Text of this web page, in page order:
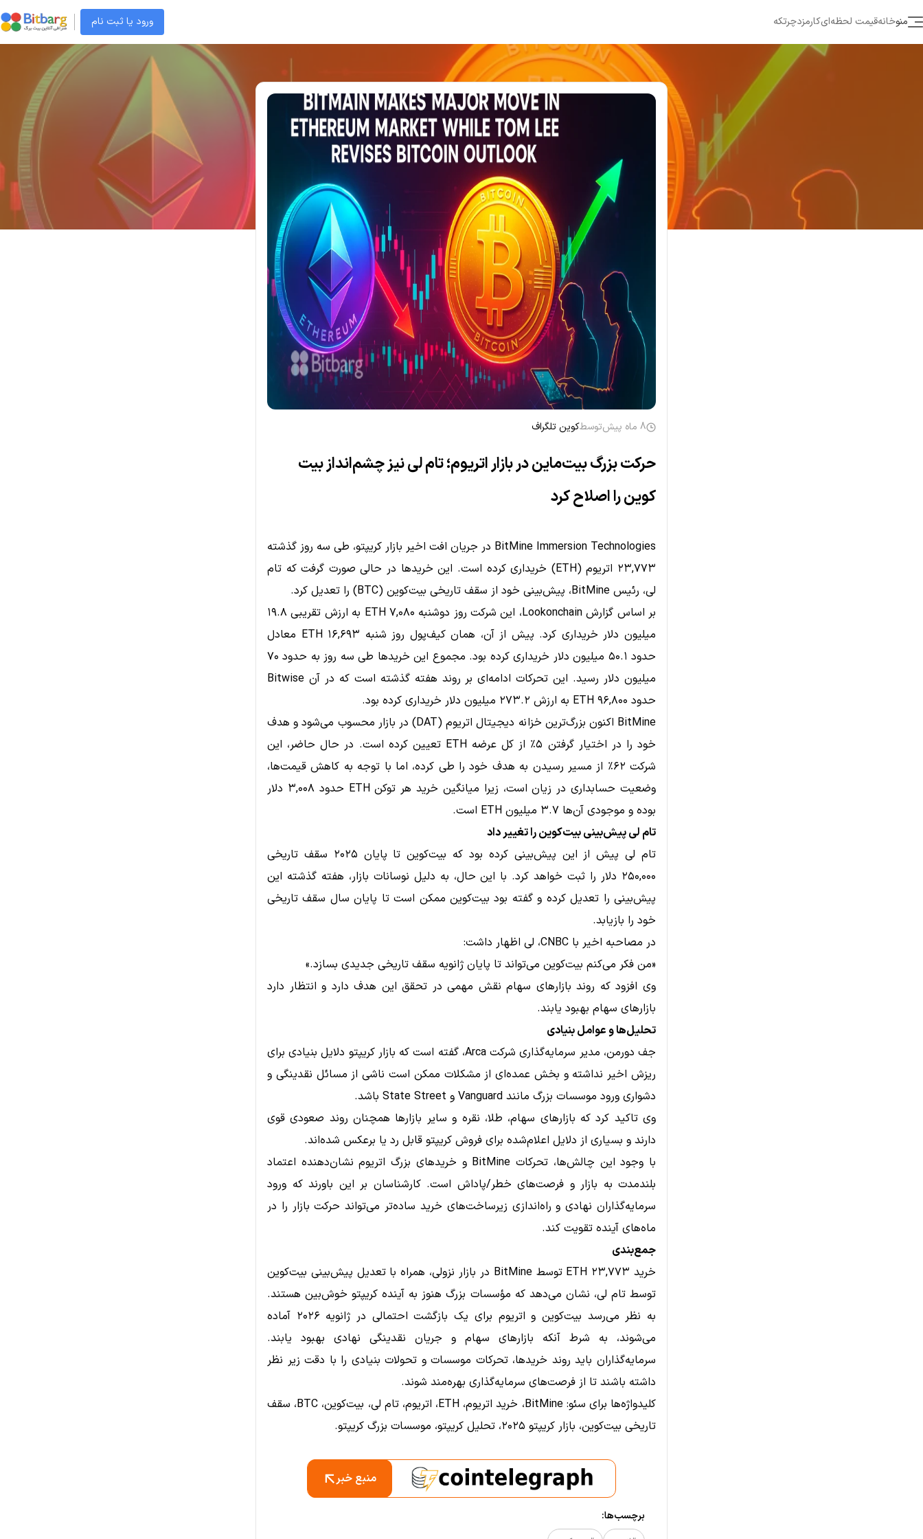
ورود یا ثبت نام چرتکهکارمزدقیمت لحظه‌ایخانهمنو
8 ماه پیش توسطکوین تلگراف
حرکت بزرگ بیت‌ماین در بازار اتریوم؛ تام لی نیز چشم‌انداز بیت
کوین را اصلاح کرد
BitMine Immersion Technologies در جریان افت اخیر بازار کریپتو، طی سه روز گذشته
۲۳,۷۷۳ اتریوم (ETH) خریداری کرده است. این خریدها در حالی صورت گرفت که تام
لی، رئیس BitMine، پیش‌بینی خود از سقف تاریخی بیت‌کوین (BTC) را تعدیل کرد.
بر اساس گزارش Lookonchain، این شرکت روز دوشنبه ۷,۰۸۰ ETH به ارزش تقریبی ۱۹.۸
میلیون دلار خریداری کرد. پیش از آن، همان کیف‌پول روز شنبه ۱۶,۶۹۳ ETH معادل
حدود ۵۰.۱ میلیون دلار خریداری کرده بود. مجموع این خریدها طی سه روز به حدود ۷۰
میلیون دلار رسید. این تحرکات ادامه‌ای بر روند هفته گذشته است که در آن Bitwise
حدود ۹۶,۸۰۰ ETH به ارزش ۲۷۳.۲ میلیون دلار خریداری کرده بود.
BitMine اکنون بزرگ‌ترین خزانه دیجیتال اتریوم (DAT) در بازار محسوب می‌شود و هدف
خود را در اختیار گرفتن ۵٪ از کل عرضه ETH تعیین کرده است. در حال حاضر، این
شرکت ۶۲٪ از مسیر رسیدن به هدف خود را طی کرده، اما با توجه به کاهش قیمت‌ها،
وضعیت حسابداری در زیان است، زیرا میانگین خرید هر توکن ETH حدود ۳,۰۰۸ دلار
بوده و موجودی آن‌ها ۳.۷ میلیون ETH است.
تام لی پیش‌بینی بیت‌کوین را تغییر داد
تام لی پیش از این پیش‌بینی کرده بود که بیت‌کوین تا پایان ۲۰۲۵ سقف تاریخی
۲۵۰,۰۰۰ دلار را ثبت خواهد کرد. با این حال، به دلیل نوسانات بازار، هفته گذشته این
پیش‌بینی را تعدیل کرده و گفته بود بیت‌کوین ممکن است تا پایان سال سقف تاریخی
خود را بازیابد.
در مصاحبه اخیر با CNBC، لی اظهار داشت:
«من فکر می‌کنم بیت‌کوین می‌تواند تا پایان ژانویه سقف تاریخی جدیدی بسازد.»
وی افزود که روند بازارهای سهام نقش مهمی در تحقق این هدف دارد و انتظار دارد
بازارهای سهام بهبود یابند.
تحلیل‌ها و عوامل بنیادی
جف دورمن، مدیر سرمایه‌گذاری شرکت Arca، گفته است که بازار کریپتو دلایل بنیادی برای
ریزش اخیر نداشته و بخش عمده‌ای از مشکلات ممکن است ناشی از مسائل نقدینگی و
دشواری ورود موسسات بزرگ مانند Vanguard و State Street باشد.
وی تاکید کرد که بازارهای سهام، طلا، نقره و سایر بازارها همچنان روند صعودی قوی
دارند و بسیاری از دلایل اعلام‌شده برای فروش کریپتو قابل رد یا برعکس شده‌اند.
با وجود این چالش‌ها، تحرکات BitMine و خریدهای بزرگ اتریوم نشان‌دهنده اعتماد
بلندمدت به بازار و فرصت‌های خطر/پاداش است. کارشناسان بر این باورند که ورود
سرمایه‌گذاران نهادی و راه‌اندازی زیرساخت‌های خرید ساده‌تر می‌تواند حرکت بازار را در
ماه‌های آینده تقویت کند.
جمع‌بندی
خرید ۲۳,۷۷۳ ETH توسط BitMine در بازار نزولی، همراه با تعدیل پیش‌بینی بیت‌کوین
توسط تام لی، نشان می‌دهد که مؤسسات بزرگ هنوز به آینده کریپتو خوش‌بین هستند.
به نظر می‌رسد بیت‌کوین و اتریوم برای یک بازگشت احتمالی در ژانویه ۲۰۲۶ آماده
می‌شوند، به شرط آنکه بازارهای سهام و جریان نقدینگی نهادی بهبود یابند.
سرمایه‌گذاران باید روند خریدها، تحرکات موسسات و تحولات بنیادی را با دقت زیر نظر
داشته باشند تا از فرصت‌های سرمایه‌گذاری بهره‌مند شوند.
کلیدواژه‌ها برای سئو: BitMine، خرید اتریوم، ETH، اتریوم، تام لی، بیت‌کوین، BTC، سقف
تاریخی بیت‌کوین، بازار کریپتو ۲۰۲۵، تحلیل کریپتو، موسسات بزرگ کریپتو.
منبع خبر
برچسب‌ها: